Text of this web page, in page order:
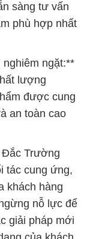
sàng tư vấn
phù hợp nhất
ngặt:**
lượng
được cung
an toàn cao
Đắc Trường
tác cung ứng,
khách hàng
nỗ lực để
giải pháp mới